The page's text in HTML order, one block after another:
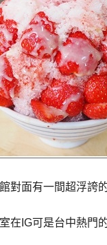
對面有一間超浮誇
在IG可是台中熱門